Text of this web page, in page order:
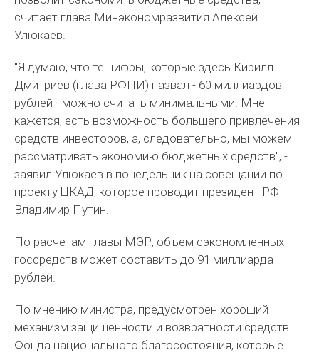
считает глава Минэкономразвития Алексей
Улюкаев.
"Я думаю, что те цифры, которые здесь Кирилл
Дмитриев (глава РФПИ) назвал - 60 миллиардов
рублей - можно считать минимальными. Мне
кажется, есть возможность большего привлечения
средств инвесторов, а, следовательно, мы можем
рассматривать экономию бюджетных средств", -
заявил Улюкаев в понедельник на совещании по
проекту ЦКАД, которое проводит президент РФ
Владимир Путин.
По расчетам главы МЭР, объем сэкономленных
госсредств может составить до 91 миллиарда
рублей.
По мнению министра, предусмотрен хороший
механизм защищенности и возвратности средств
Фонда национального благосостояния, которые